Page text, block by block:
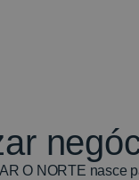
O NORTE nasce